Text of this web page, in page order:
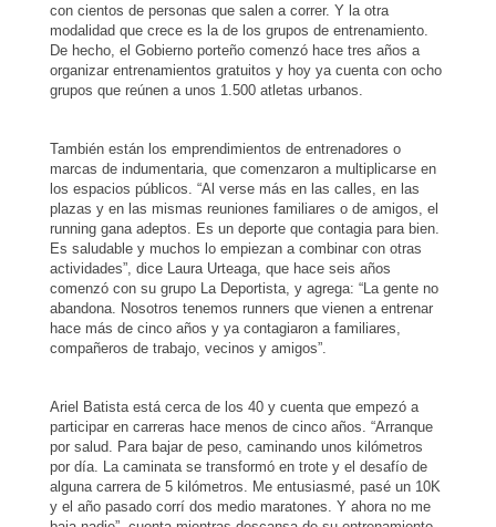
con cientos de personas que salen a correr. Y la otra
modalidad que crece es la de los grupos de entrenamiento.
De hecho, el Gobierno porteño comenzó hace tres años a
organizar entrenamientos gratuitos y hoy ya cuenta con ocho
grupos que reúnen a unos 1.500 atletas urbanos.
También están los emprendimientos de entrenadores o
marcas de indumentaria, que comenzaron a multiplicarse en
los espacios públicos. “Al verse más en las calles, en las
plazas y en las mismas reuniones familiares o de amigos, el
running gana adeptos. Es un deporte que contagia para bien.
Es saludable y muchos lo empiezan a combinar con otras
actividades”, dice Laura Urteaga, que hace seis años
comenzó con su grupo La Deportista, y agrega: “La gente no
abandona. Nosotros tenemos runners que vienen a entrenar
hace más de cinco años y ya contagiaron a familiares,
compañeros de trabajo, vecinos y amigos”.
Ariel Batista está cerca de los 40 y cuenta que empezó a
participar en carreras hace menos de cinco años. “Arranque
por salud. Para bajar de peso, caminando unos kilómetros
por día. La caminata se transformó en trote y el desafío de
alguna carrera de 5 kilómetros. Me entusiasmé, pasé un 10K
y el año pasado corrí dos medio maratones. Y ahora no me